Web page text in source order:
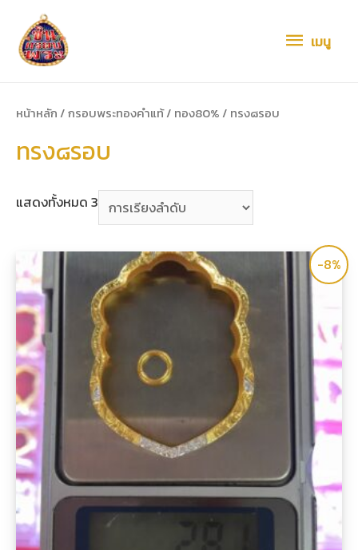
เมนูเมนู
หน้าหลัก /กรอบพระทองคำแท้/ ทอง80% / ทรง๘รอบ
ทรง๘รอบ
แสดงทั้งหมด 3
-8%